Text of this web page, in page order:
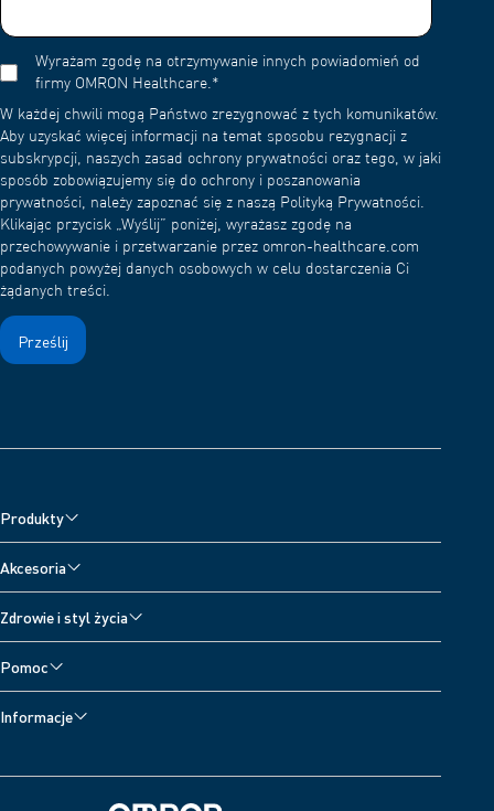
Wyrażam zgodę na otrzymywanie innych powiadomień od
firmy OMRON Healthcare. *
W każdej chwili mogą Państwo zrezygnować z tych komunikatów.
Aby uzyskać więcej informacji na temat sposobu rezygnacji z
subskrypcji, naszych zasad ochrony prywatności oraz tego, w jaki
sposób zobowiązujemy się do ochrony i poszanowania
prywatności, należy zapoznać się z naszą Polityką Prywatności.
Klikając przycisk „Wyślij” poniżej, wyrażasz zgodę na
przechowywanie i przetwarzanie przez omron-healthcare.com
podanych powyżej danych osobowych w celu dostarczenia Ci
żądanych treści.
Produkty
Nebulizatory
Aparaty do leczenia bólu
Wagi cyfrowe
Akcesoria
Akcesoria do nebulizatorów
Akcesoria do aparatów przeciwbólowych
Akcesoria do termometrów
Zdrowie i styl życia
Dzienniczek ciśnienia krwi
Pomoc
Deweloperzy
Deklaracja zgodności (DoC) (Język angielski)
Informacje